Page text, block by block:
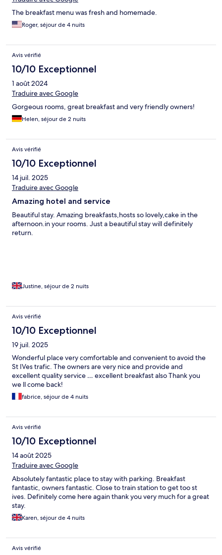
The breakfast menu was fresh and homemade.
Roger, séjour de 4 nuits
Avis vérifié
10/10 Exceptionnel
1 août 2024
Traduire avec Google
Gorgeous rooms, great breakfast and very friendly owners!
Helen, séjour de 2 nuits
Avis vérifié
10/10 Exceptionnel
14 juil. 2025
Traduire avec Google
Amazing hotel and service
Beautiful stay. Amazing breakfasts,hosts so lovely,cake in the
afternoon.in your rooms. Just a beautiful stay will definitely
return.
Justine, séjour de 2 nuits
Avis vérifié
10/10 Exceptionnel
19 juil. 2025
Wonderful place very comfortable and convenient to avoid the
St IVes trafic. The owners are very nice and provide and
excellent quality service … excellent breakfast also Thank you
we ll come back!
fabrice, séjour de 4 nuits
Avis vérifié
10/10 Exceptionnel
14 août 2025
Traduire avec Google
Absolutely fantastic place to stay with parking. Breakfast
fantastic, owners fantastic. Close to train station to get too st
ives. Definitely come here again thank you very much for a great
stay.
Karen, séjour de 4 nuits
Avis vérifié